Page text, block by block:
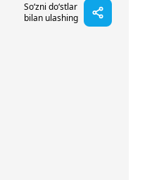
So‘zni do‘stlar
bilan ulashing